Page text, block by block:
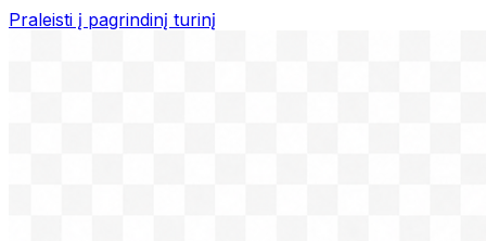
Praleisti į pagrindinį turinį